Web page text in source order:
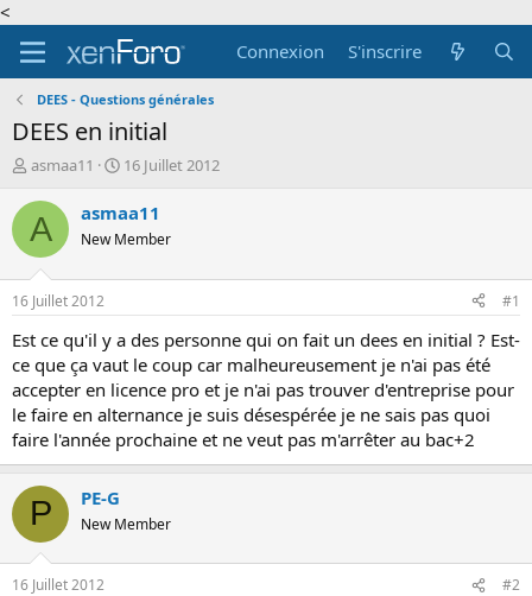
<
Connexion
S'inscrire
DEES - Questions générales
DEES en initial
A
t
e
r
d
e
l
d
i
s
c
u
s
s
i
o
n
asmaa11
D
t
d
é
b
u
t
16 Juillet 2012
A asmaa11
New Member
16 Juillet 2012 #1
Est ce qu'il y a des personne qui on fait un dees en initial ? Est-
ce que ça vaut le coup car malheureusement je n'ai pas été
accepter en licence pro et je n'ai pas trouver d'entreprise pour
le faire en alternance je suis désespérée je ne sais pas quoi
faire l'année prochaine et ne veut pas m'arrêter au bac+2
P PE-G
New Member
16 Juillet 2012 #2